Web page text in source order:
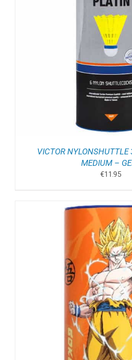
VICTOR
MEDIUM –
€11.95